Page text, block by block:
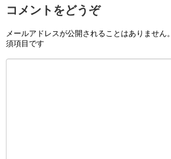
コメントをどうぞ
メールアドレスが公開されることはありません。
須項目です